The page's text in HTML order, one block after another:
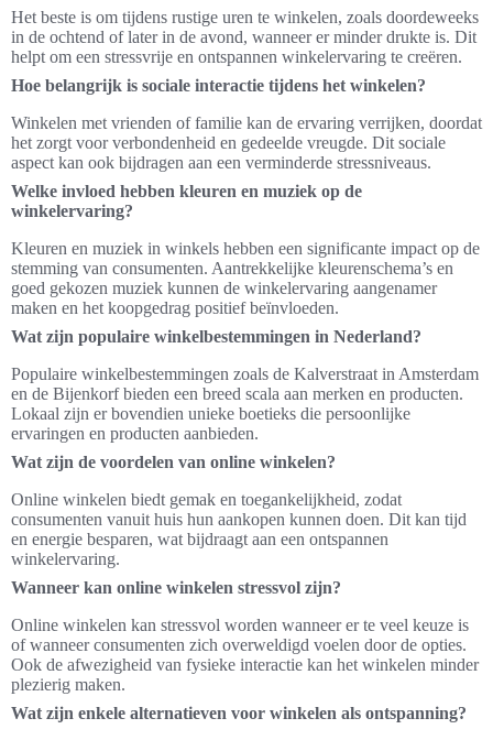
Het beste is om tijdens rustige uren te winkelen, zoals doordeweeks
in de ochtend of later in de avond, wanneer er minder drukte is. Dit
helpt om een stressvrije en ontspannen winkelervaring te creëren.
Hoe belangrijk is sociale interactie tijdens het winkelen?
Winkelen met vrienden of familie kan de ervaring verrijken, doordat
het zorgt voor verbondenheid en gedeelde vreugde. Dit sociale
aspect kan ook bijdragen aan een verminderde stressniveaus.
Welke invloed hebben kleuren en muziek op de
winkelervaring?
Kleuren en muziek in winkels hebben een significante impact op de
stemming van consumenten. Aantrekkelijke kleurenschema’s en
goed gekozen muziek kunnen de winkelervaring aangenamer
maken en het koopgedrag positief beïnvloeden.
Wat zijn populaire winkelbestemmingen in Nederland?
Populaire winkelbestemmingen zoals de Kalverstraat in Amsterdam
en de Bijenkorf bieden een breed scala aan merken en producten.
Lokaal zijn er bovendien unieke boetieks die persoonlijke
ervaringen en producten aanbieden.
Wat zijn de voordelen van online winkelen?
Online winkelen biedt gemak en toegankelijkheid, zodat
consumenten vanuit huis hun aankopen kunnen doen. Dit kan tijd
en energie besparen, wat bijdraagt aan een ontspannen
winkelervaring.
Wanneer kan online winkelen stressvol zijn?
Online winkelen kan stressvol worden wanneer er te veel keuze is
of wanneer consumenten zich overweldigd voelen door de opties.
Ook de afwezigheid van fysieke interactie kan het winkelen minder
plezierig maken.
Wat zijn enkele alternatieven voor winkelen als ontspanning?